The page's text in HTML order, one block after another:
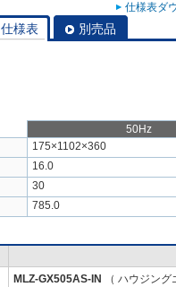
仕様表ダ
仕様表 別売品
50Hz
175×1102×360
16.0
30
785.0
MLZ-GX505AS-IN
（ ハウジン